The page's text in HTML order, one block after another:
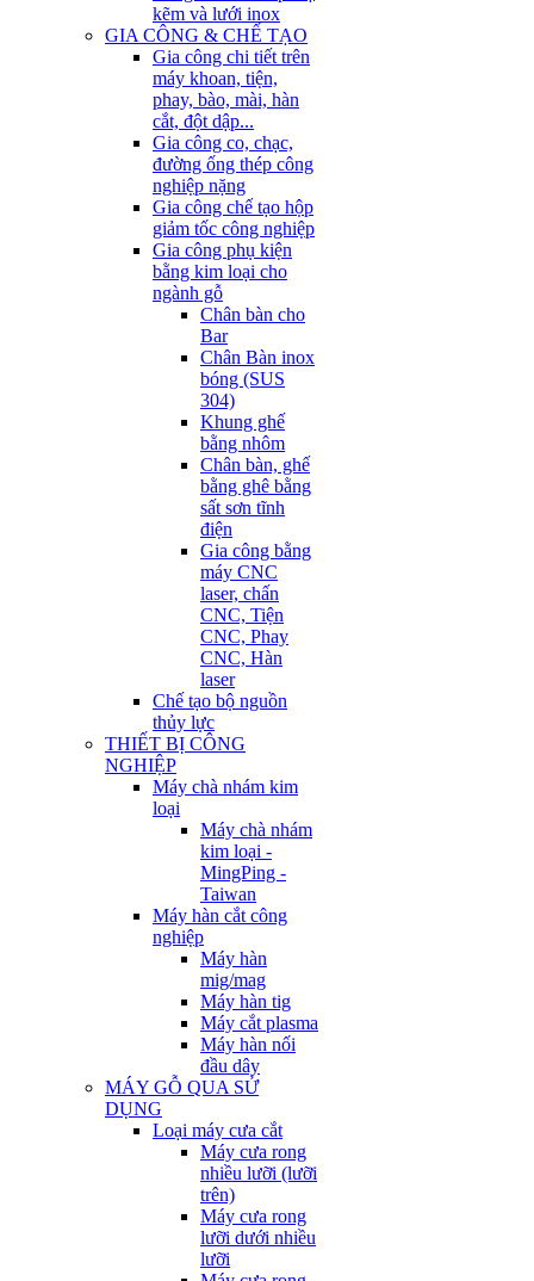
kẽm và lưới inox
GIA CÔNG & CHẾ TẠO
Gia công chi tiết trên
máy khoan, tiện,
phay, bào, mài, hàn
cắt, đột dập...
Gia công co, chạc,
đường ống thép công
nghiệp nặng
Gia công chế tạo hộp
giảm tốc công nghiệp
Gia công phụ kiện
bằng kim loại cho
ngành gỗ
Chân bàn cho
Bar
Chân Bàn inox
bóng (SUS
304)
Khung ghế
bằng nhôm
Chân bàn, ghế
bằng ghê bằng
sất sơn tĩnh
điện
Gia công bằng
máy CNC
laser, chấn
CNC, Tiện
CNC, Phay
CNC, Hàn
laser
Chế tạo bộ nguồn
thủy lực
THIẾT BỊ CÔNG
NGHIỆP
Máy chà nhám kim
loại
Máy chà nhám
kim loại -
MingPing -
Taiwan
Máy hàn cắt công
nghiệp
Máy hàn
mig/mag
Máy hàn tig
Máy cắt plasma
Máy hàn nối
đầu dây
MÁY GỖ QUA SỬ
DỤNG
Loại máy cưa cắt
Máy cưa rong
nhiều lưỡi (lưỡi
trên)
Máy cưa rong
lưỡi dưới nhiều
lưỡi